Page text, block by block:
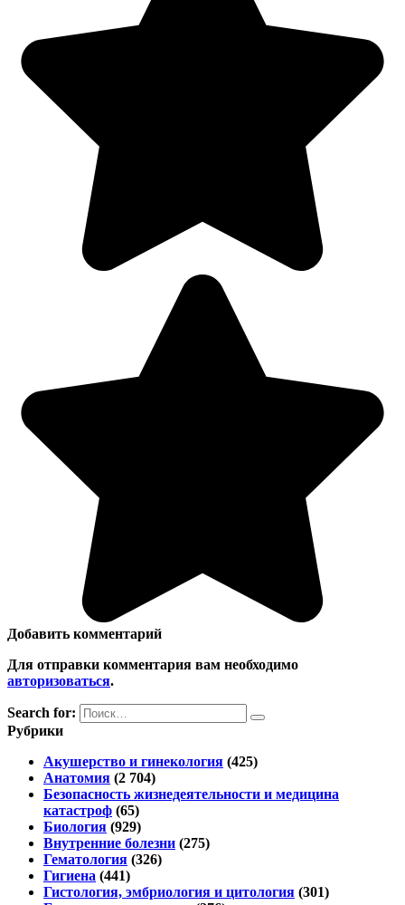
Добавить комментарий
Для отправки комментария вам необходимо
авторизоваться.
Search for:
Рубрики
Акушерство и гинекология (425)
Анатомия (2 704)
Безопасность жизнедеятельности и медицина
катастроф (65)
Биология (929)
Внутренние болезни (275)
Гематология (326)
Гигиена (441)
Гистология, эмбриология и цитология (301)